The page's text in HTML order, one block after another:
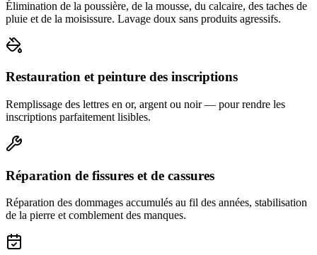
Élimination de la poussière, de la mousse, du calcaire, des taches de
pluie et de la moisissure. Lavage doux sans produits agressifs.
Restauration et peinture des inscriptions
Remplissage des lettres en or, argent ou noir — pour rendre les
inscriptions parfaitement lisibles.
Réparation de fissures et de cassures
Réparation des dommages accumulés au fil des années, stabilisation
de la pierre et comblement des manques.